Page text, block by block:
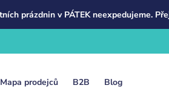
prázdnin v PÁTEK neexpedujeme.
Mapa prodejců B2B Blog